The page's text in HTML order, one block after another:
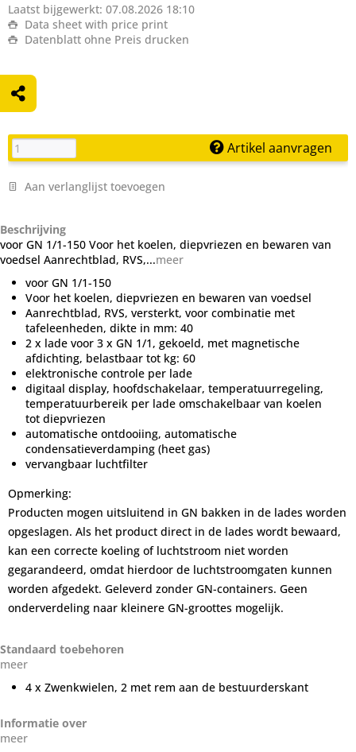
Laatst bijgewerkt: 07.08.2026 18:10
Data sheet with price print
Datenblatt ohne Preis drucken
Artikel aanvragen
Aan verlanglijst toevoegen
Beschrijving
voor GN 1/1-150 Voor het koelen, diepvriezen en bewaren van
voedsel Aanrechtblad, RVS,...meer
voor GN 1/1-150
Voor het koelen, diepvriezen en bewaren van voedsel
Aanrechtblad, RVS, versterkt, voor combinatie met
tafeleenheden, dikte in mm: 40
2 x lade voor 3 x GN 1/1, gekoeld, met magnetische
afdichting, belastbaar tot kg: 60
elektronische controle per lade
digitaal display, hoofdschakelaar, temperatuurregeling,
temperatuurbereik per lade omschakelbaar van koelen
tot diepvriezen
automatische ontdooiing, automatische
condensatieverdamping (heet gas)
vervangbaar luchtfilter
Opmerking:
Producten mogen uitsluitend in GN bakken in de lades worden
opgeslagen. Als het product direct in de lades wordt bewaard,
kan een correcte koeling of luchtstroom niet worden
gegarandeerd, omdat hierdoor de luchtstroomgaten kunnen
worden afgedekt. Geleverd zonder GN-containers. Geen
onderverdeling naar kleinere GN-groottes mogelijk.
Standaard toebehoren
meer
4 x Zwenkwielen, 2 met rem aan de bestuurderskant
Informatie over
meer